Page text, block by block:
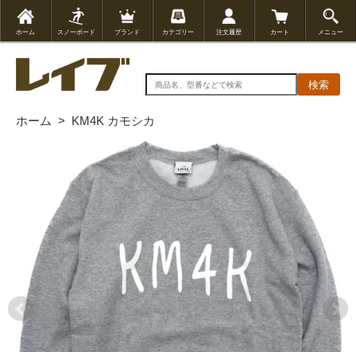
ホーム スノーボード ブランド カテゴリー 注文履歴 カート メニュー
検索
ホーム > KM4K カモシカ